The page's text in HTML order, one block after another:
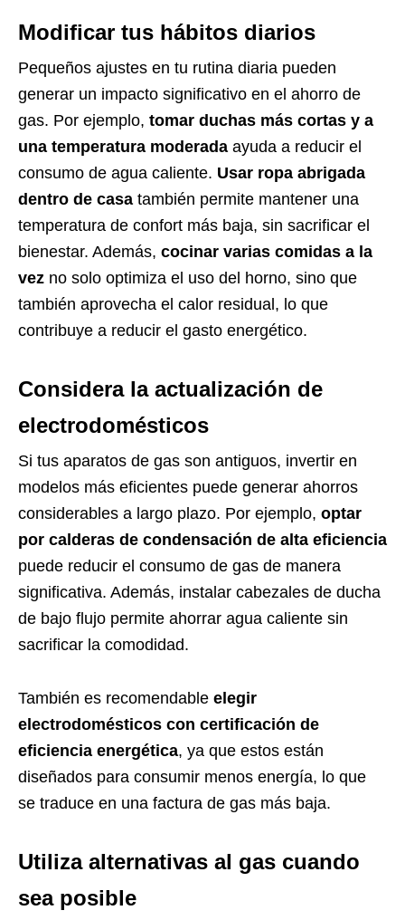
Modificar tus hábitos diarios
Pequeños ajustes en tu rutina diaria pueden
generar un impacto significativo en el ahorro de
gas. Por ejemplo, tomar duchas más cortas y a
una temperatura moderada ayuda a reducir el
consumo de agua caliente. Usar ropa abrigada
dentro de casa también permite mantener una
temperatura de confort más baja, sin sacrificar el
bienestar. Además, cocinar varias comidas a la
vez no solo optimiza el uso del horno, sino que
también aprovecha el calor residual, lo que
contribuye a reducir el gasto energético.
Considera la actualización de
electrodomésticos
Si tus aparatos de gas son antiguos, invertir en
modelos más eficientes puede generar ahorros
considerables a largo plazo. Por ejemplo, optar
por calderas de condensación de alta eficiencia
puede reducir el consumo de gas de manera
significativa. Además, instalar cabezales de ducha
de bajo flujo permite ahorrar agua caliente sin
sacrificar la comodidad.
También es recomendable elegir
electrodomésticos con certificación de
eficiencia energética, ya que estos están
diseñados para consumir menos energía, lo que
se traduce en una factura de gas más baja.
Utiliza alternativas al gas cuando
sea posible